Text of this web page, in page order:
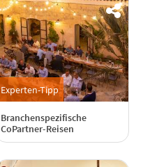
Experten-Tipp
Branchenspezifische
CoPartner-Reisen